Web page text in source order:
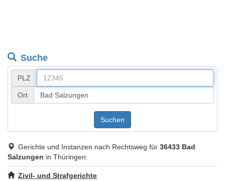
Suche
PLZ
Ort
Suchen
Gerichte und Instanzen nach Rechtsweg für 36433 Bad
Salzungen in Thüringen:
Zivil- und Strafgerichte